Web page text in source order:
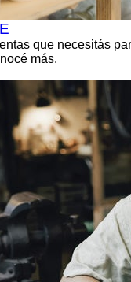
que necesitás
más.